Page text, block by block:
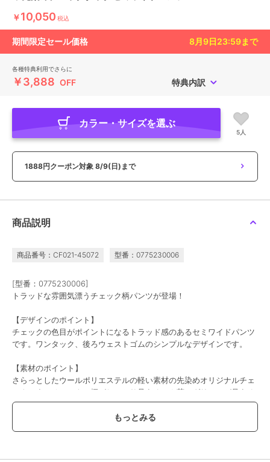
￥10,050 税込
期間限定セール価格 8月9日23:59まで
各種特典利用でさらに
￥3,888 OFF 特典内訳
カラー・サイズを選ぶ
5人
1888円クーポン対象 8/9(日)まで
商品説明
商品番号：CF021-45072 型番：0775230006
[型番：0775230006]
トラッドな雰囲気漂うチェック柄パンツが登場！
【デザインのポイント】
チェックの色目がポイントになるトラッド感のあるセミワイドパンツ
です。ワンタック、後ろウェストゴムのシンプルなデザインです。
【素材のポイント】
さらっとしたウールポリエステルの軽い素材の先染めオリジナルチェ
ックです。チェックの柄がしっかり見えるモカ茶にグリーンが見える
チェックと、グレーとブラックのギンガムの2色展開です。
【おすすめコーディネート】